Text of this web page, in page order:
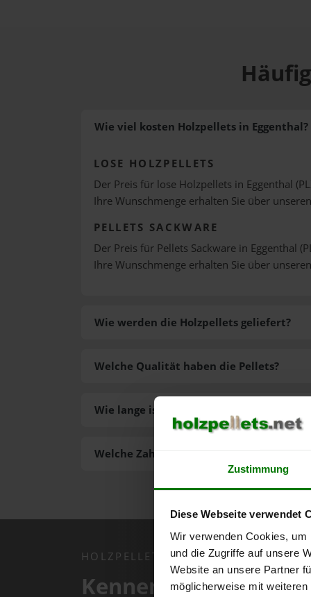
Zustimmung
Diese Webseite verwendet
Wir verwenden Cookies,
und die Zugriffe auf unsere
Website an unsere Partner
möglicherweise mit
Wie viel kosten Holzpellets in Eggenthal?
LOSE HOLZPELLETS
Der Preis für lose Holzpellets in Eggenthal
Ihre Wunschmenge erhalten Sie über unseren
PELLETS SACKWARE
Der Preis für Pellets Sackware in Eggenthal
Ihre Wunschmenge erhalten Sie über unseren
Wie werden die Holzpellets geliefert?
Welche Zahlungsarten gibt es?
Welche Qualität haben die Pellets?
Wie lange ist die Lieferzeit der Pellets?
HOLZPELLETS.NET APP
Kennen Sie schon